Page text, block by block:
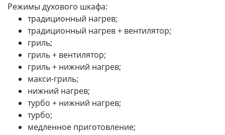
Режимы духового шкафа:
традиционный нагрев;
традиционный нагрев + вентилятор;
гриль;
гриль + вентилятор;
гриль + нижний нагрев;
макси-гриль;
нижний нагрев;
турбо + нижний нагрев;
турбо;
медленное приготовление;